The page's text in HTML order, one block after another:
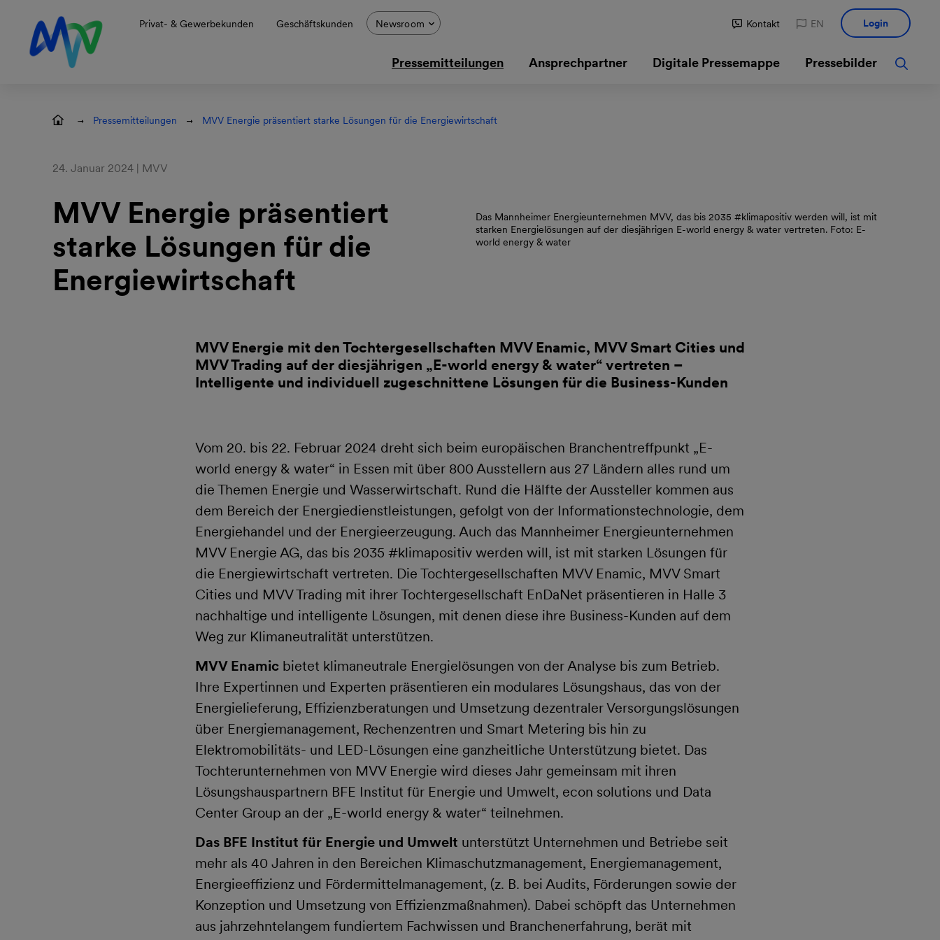
Zur Hauptnavigation springen
Zum Hauptinhalt springen
Zur Footernavigation springen
Privat- & Gewerbekunden Geschäftskunden Newsroom Kontakt EN Login
Pressemitteilungen Ansprechpartner Digitale Pressemappe Pressebilder
Pressemitteilungen MVV Energie präsentiert starke Lösungen für die Energiewirtschaft
24. Januar 2024 | MVV
MVV Energie präsentiert
starke Lösungen für die
Energiewirtschaft
Das Mannheimer Energieunternehmen MVV, das bis 2035 #klimapositiv werden will, ist mit
starken Energielösungen auf der diesjährigen E-world energy & water vertreten. Foto: E-
world energy & water
MVV Energie mit den Tochtergesellschaften MVV Enamic, MVV Smart Cities und
MVV Trading auf der diesjährigen „E-world energy & water“ vertreten –
Intelligente und individuell zugeschnittene Lösungen für die Business-Kunden
Vom 20. bis 22. Februar 2024 dreht sich beim europäischen Branchentreffpunkt „E-
world energy & water“ in Essen mit über 800 Ausstellern aus 27 Ländern alles rund um
die Themen Energie und Wasserwirtschaft. Rund die Hälfte der Aussteller kommen aus
dem Bereich der Energiedienstleistungen, gefolgt von der Informationstechnologie, dem
Energiehandel und der Energieerzeugung. Auch das Mannheimer Energieunternehmen
MVV Energie AG, das bis 2035 #klimapositiv werden will, ist mit starken Lösungen für
die Energiewirtschaft vertreten. Die Tochtergesellschaften MVV Enamic, MVV Smart
Cities und MVV Trading mit ihrer Tochtergesellschaft EnDaNet präsentieren in Halle 3
nachhaltige und intelligente Lösungen, mit denen diese ihre Business-Kunden auf dem
Weg zur Klimaneutralität unterstützen.
MVV Enamic bietet klimaneutrale Energielösungen von der Analyse bis zum Betrieb.
Ihre Expertinnen und Experten präsentieren ein modulares Lösungshaus, das von der
Energielieferung, Effizienzberatungen und Umsetzung dezentraler Versorgungslösungen
über Energiemanagement, Rechenzentren und Smart Metering bis hin zu
Elektromobilitäts- und LED-Lösungen eine ganzheitliche Unterstützung bietet. Das
Tochterunternehmen von MVV Energie wird dieses Jahr gemeinsam mit ihren
Lösungshauspartnern BFE Institut für Energie und Umwelt, econ solutions und Data
Center Group an der „E-world energy & water“ teilnehmen.
Das BFE Institut für Energie und Umwelt unterstützt Unternehmen und Betriebe seit
mehr als 40 Jahren in den Bereichen Klimaschutzmanagement, Energiemanagement,
Energieeffizienz und Fördermittelmanagement, (z. B. bei Audits, Förderungen sowie der
Konzeption und Umsetzung von Effizienzmaßnahmen). Dabei schöpft das Unternehmen
aus jahrzehntelangem fundiertem Fachwissen und Branchenerfahrung, berät mit